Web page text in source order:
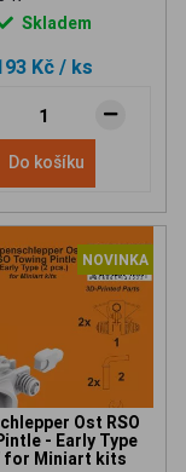
Skladem
Kč / ks
Do košíku
NOVINKA
Ost RSO
- Early Type
for Miniart kits